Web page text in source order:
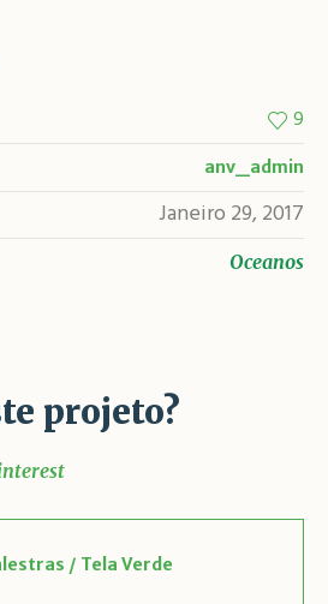
9
anv_admin
Janeiro 29, 2017
Oceanos
projeto?
/ Tela Verde